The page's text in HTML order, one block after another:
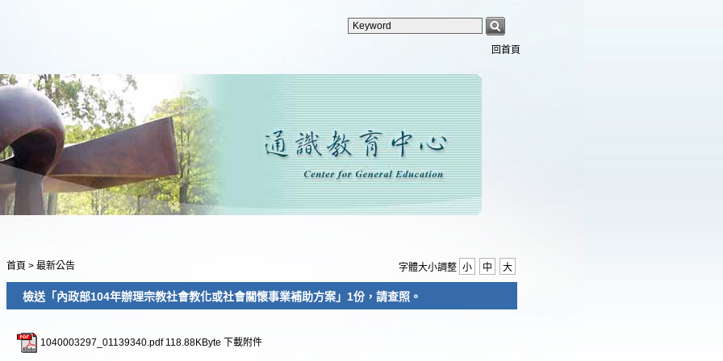
回首頁
首頁 > 最新公告 字體大小調整 小 中 大
檢送「內政部104年辦理宗教社會教化或社會關懷事業補助方案」1份，請查照。
1040003297_01139340.pdf 118.88KByte 下載附件